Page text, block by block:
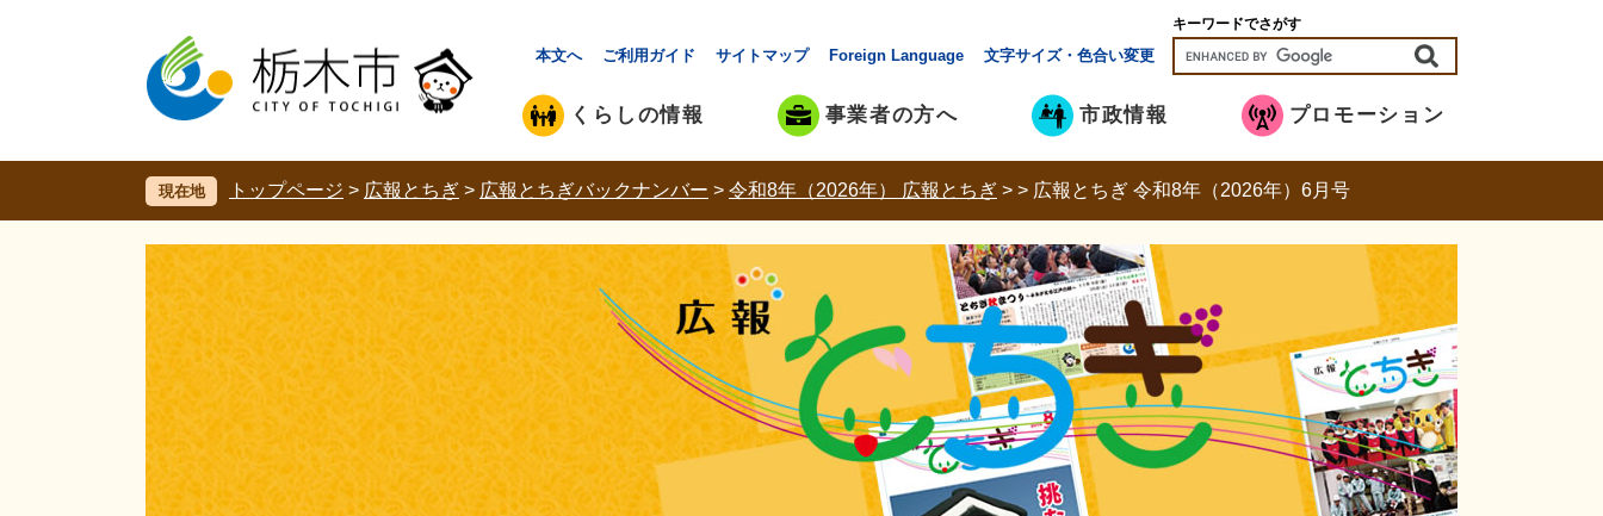
で
ば
本文へ ご利用ガイド サイトマップ Foreign Language 文字サイズ・色合い変更
キーワードでさがす
くらしの情報 事業者の方へ 市政情報 プロモーション
現在地 トップページ > 広報とちぎ > 広報とちぎバックナンバー > 令和8年（2026年） 広報とちぎ > > 広報とちぎ 令和8年（2026年）6月号